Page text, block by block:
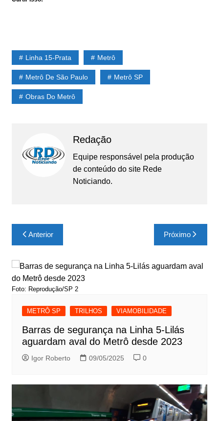
Linha 15-Prata Metrô
Metrô De São Paulo Metrô SP
Obras Do Metrô
Redação
Equipe responsável pela produção
de conteúdo do site Rede
Noticiando.
Navegação
de
Post
Anterior Próximo
Foto: Reprodução/SP 2
METRÔ SP TRILHOS VIAMOBILIDADE
Barras de segurança na Linha 5-Lilás
aguardam aval do Metrô desde 2023
Igor Roberto 09/05/2025 0